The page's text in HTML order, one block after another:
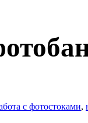
с фотостоками,